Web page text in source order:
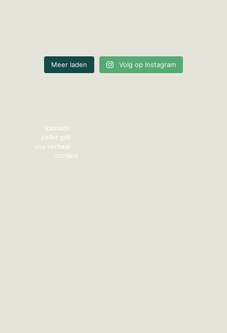
Meer laden Volg op Instagram
kamado
pellet grill
ons verhaal
contact